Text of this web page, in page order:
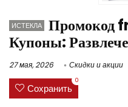
ИСТЕКЛА
Промокод
Купоны:
27 мая, 2026 Скидки и акции
Сохранить
0